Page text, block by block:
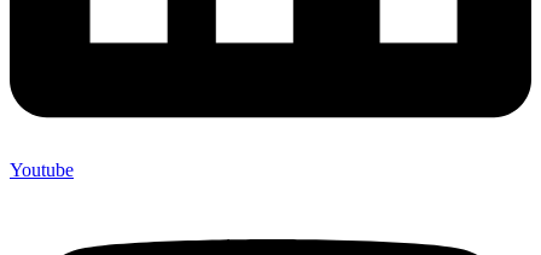
Youtube